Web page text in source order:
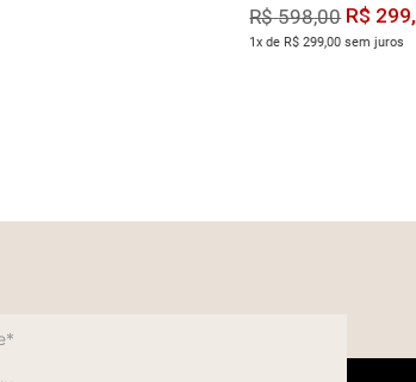
R$ 598,00 R$ 299,
1x de R$ 299,00 sem juros